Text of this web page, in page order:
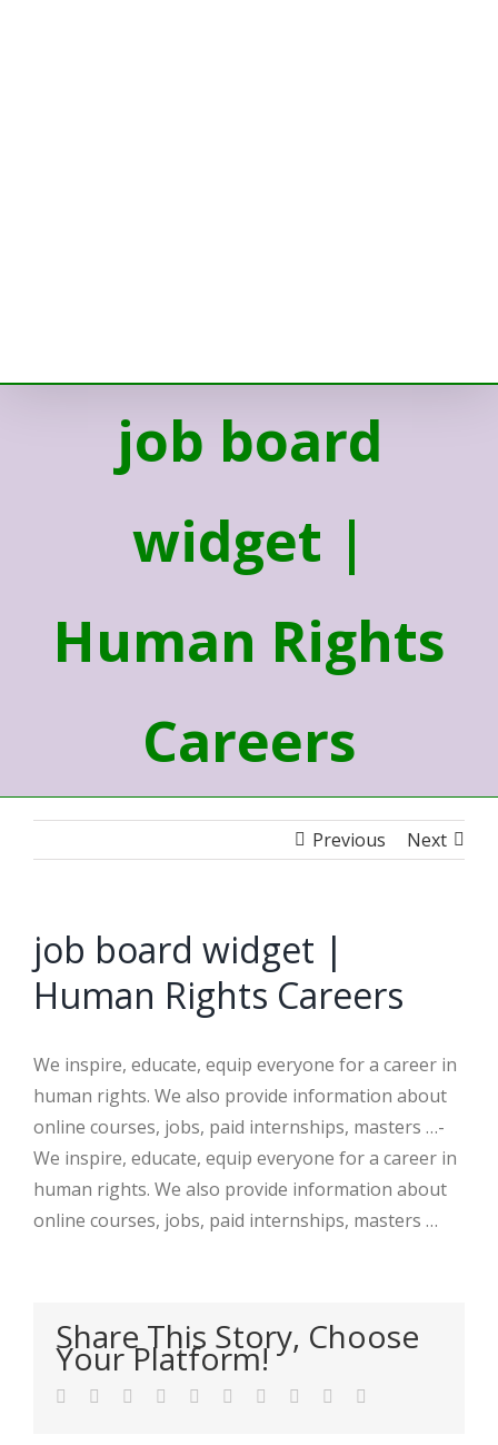
job board
widget |
Human Rights
Careers
Previous Next
job board widget |
Human Rights Careers
We inspire, educate, equip everyone for a career in
human rights. We also provide information about
online courses, jobs, paid internships, masters …-
We inspire, educate, equip everyone for a career in
human rights. We also provide information about
online courses, jobs, paid internships, masters …
Share This Story, Choose
Your Platform!
Facebook
TwitterLinkedIn
Reddit WhatsApp
TumblrPinterest Xing